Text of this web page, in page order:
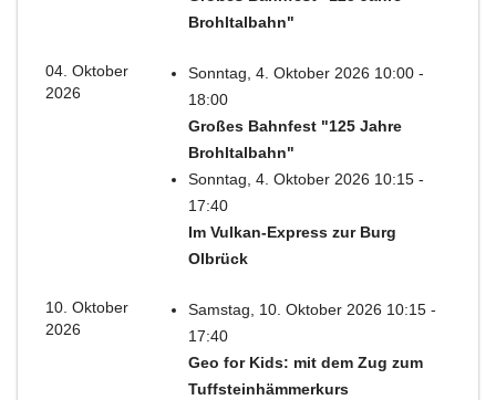
Brohltalbahn"
04. Oktober
2026
Sonntag, 4. Oktober 2026 10:00 -
18:00
Großes Bahnfest "125 Jahre
Brohltalbahn"
Sonntag, 4. Oktober 2026 10:15 -
17:40
Im Vulkan-Express zur Burg
Olbrück
10. Oktober
2026
Samstag, 10. Oktober 2026 10:15 -
17:40
Geo for Kids: mit dem Zug zum
Tuffsteinhämmerkurs